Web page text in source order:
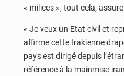
« milices », tout cela,
« Je veux un Etat civil et
affirme cette Irakienne
pays est dirigé depuis
référence à la mainmise